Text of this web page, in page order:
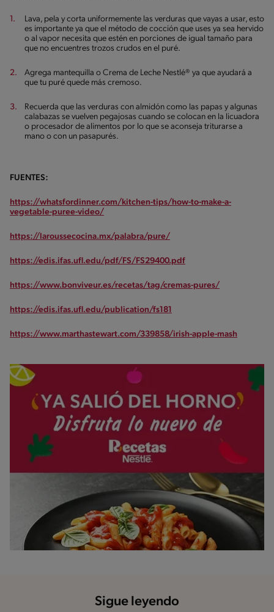
Lava, pela y corta uniformemente las verduras que vayas a usar, esto
es importante ya que el método de cocción que uses ya sea hervido
o al vapor necesita que estén en porciones de igual tamaño para
que no encuentres trozos crudos en el puré.
Agrega mantequilla o Crema de Leche Nestlé® ya que ayudará a
que tu puré quede más cremoso.
Recuerda que las verduras con almidón como las papas y algunas
calabazas se vuelven pegajosas cuando se colocan en la licuadora
o procesador de alimentos por lo que se aconseja triturarse a
mano o con un pasapurés.
FUENTES:
https://whatsfordinner.com/kitchen-tips/how-to-make-a-
vegetable-puree-video/
https://laroussecocina.mx/palabra/pure/
https://edis.ifas.ufl.edu/pdf/FS/FS29400.pdf
https://www.bonviveur.es/recetas/tag/cremas-pures/
https://edis.ifas.ufl.edu/publication/fs181
https://www.marthastewart.com/339858/irish-apple-mash
Sigue leyendo